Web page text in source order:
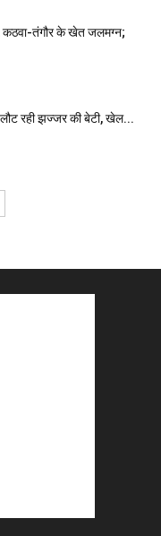
कठवा-तंगौर के खेत जलमग्न;
रही झज्जर की बेटी, खेल...